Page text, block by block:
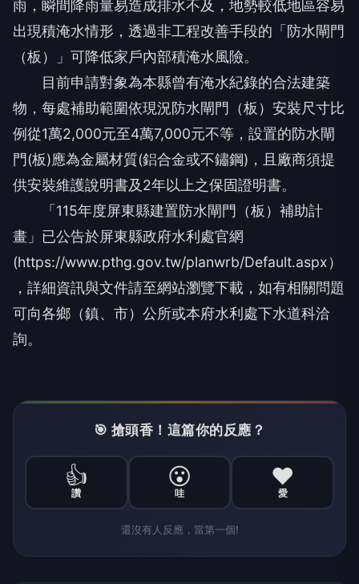
雨，瞬間降雨量易造成排水不及，地勢較低地區容易
出現積淹水情形，透過非工程改善手段的「防水閘門
（板）」可降低家戶內部積淹水風險。
目前申請對象為本縣曾有淹水紀錄的合法建築
物，每處補助範圍依現況防水閘門（板）安裝尺寸比
例從1萬2,000元至4萬7,000元不等，設置的防水閘
門(板)應為金屬材質(鋁合金或不鏽鋼)，且廠商須提
供安裝維護說明書及2年以上之保固證明書。
「115年度屏東縣建置防水閘門（板）補助計
畫」已公告於屏東縣政府水利處官網
(https://www.pthg.gov.tw/planwrb/Default.aspx）
，詳細資訊與文件請至網站瀏覽下載，如有相關問題
可向各鄉（鎮、市）公所或本府水利處下水道科洽
詢。
🎯 搶頭香！這篇你的反應？
👍
讚
😮
哇
❤️
愛
還沒有人反應，當第一個!